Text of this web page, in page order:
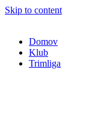
Skip to content
Domov
Klub
Trimliga